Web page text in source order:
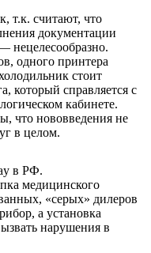
т.к. считают, что
документации
нецелесообразно.
одного принтера
стоит
который справляется с
кабинете.
что нововведения не
в целом.
в РФ.
медицинского
«серых» дилеров
а установка
нарушения в